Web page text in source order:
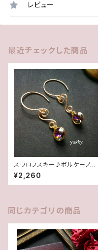
レビュー
最近チェックした商品
スワロフスキー♪ボルケーノ♪
秋カラー･グリッターデザイン14
kgfピアス
¥2,260
同じカテゴリの商品